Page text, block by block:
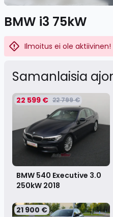
BMW i3 75kW
Ilmoitus ei ole aktiivinen!
Samanlaisia
22 599 € 22 799 €
BMW 540 Executive 3.0
250kW 2018
21 900 €